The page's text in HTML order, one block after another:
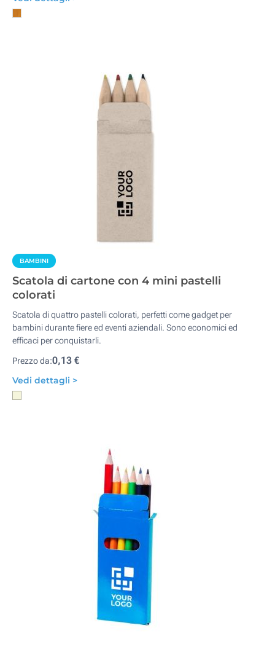
BAMBINI
Scatola di cartone con 4 mini pastelli
colorati
Scatola di quattro pastelli colorati, perfetti come gadget per
bambini durante fiere ed eventi aziendali. Sono economici ed
efficaci per conquistarli.
Prezzo da:0,13 €
Vedi dettagli >